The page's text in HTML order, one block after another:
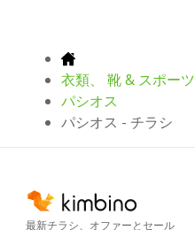
衣類、 靴 & スポーツ
パシオス
パシオス - チラシ
最新チラシ、オファーとセール